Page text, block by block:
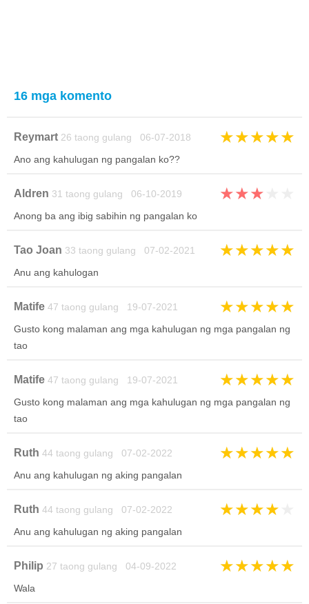
16 mga komento
Reymart 26 taong gulang 06-07-2018 ★★★★★
Ano ang kahulugan ng pangalan ko??
Aldren 31 taong gulang 06-10-2019 ★★★
Anong ba ang ibig sabihin ng pangalan ko
Tao Joan 33 taong gulang 07-02-2021 ★★★★★
Anu ang kahulogan
Matife 47 taong gulang 19-07-2021 ★★★★★
Gusto kong malaman ang mga kahulugan ng mga pangalan ng
tao
Matife 47 taong gulang 19-07-2021 ★★★★★
Gusto kong malaman ang mga kahulugan ng mga pangalan ng
tao
Ruth 44 taong gulang 07-02-2022 ★★★★★
Anu ang kahulugan ng aking pangalan
Ruth 44 taong gulang 07-02-2022 ★★★★
Anu ang kahulugan ng aking pangalan
Philip 27 taong gulang 04-09-2022 ★★★★★
Wala